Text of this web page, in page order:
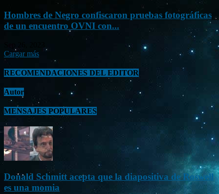
Hombres de Negro confiscaron pruebas fotográficas
de un encuentro OVNI con...
Cargar más
RECOMENDACIONES DEL EDITOR
Autor
MENSAJES POPULARES
Donald Schmitt acepta que la diapositiva de Roswell
es una momia